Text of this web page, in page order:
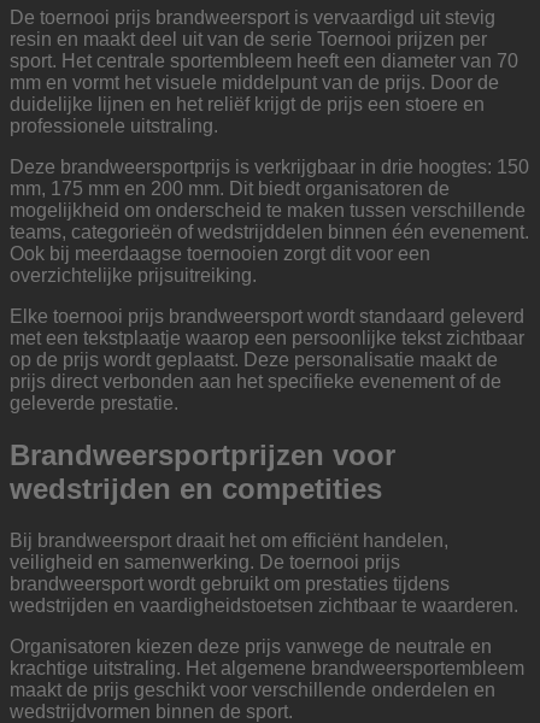
De toernooi prijs brandweersport is vervaardigd uit stevig
resin en maakt deel uit van de serie Toernooi prijzen per
sport. Het centrale sportembleem heeft een diameter van 70
mm en vormt het visuele middelpunt van de prijs. Door de
duidelijke lijnen en het reliëf krijgt de prijs een stoere en
professionele uitstraling.
Deze brandweersportprijs is verkrijgbaar in drie hoogtes: 150
mm, 175 mm en 200 mm. Dit biedt organisatoren de
mogelijkheid om onderscheid te maken tussen verschillende
teams, categorieën of wedstrijddelen binnen één evenement.
Ook bij meerdaagse toernooien zorgt dit voor een
overzichtelijke prijsuitreiking.
Elke toernooi prijs brandweersport wordt standaard geleverd
met een tekstplaatje waarop een persoonlijke tekst zichtbaar
op de prijs wordt geplaatst. Deze personalisatie maakt de
prijs direct verbonden aan het specifieke evenement of de
geleverde prestatie.
Brandweersportprijzen voor
wedstrijden en competities
Bij brandweersport draait het om efficiënt handelen,
veiligheid en samenwerking. De toernooi prijs
brandweersport wordt gebruikt om prestaties tijdens
wedstrijden en vaardigheidstoetsen zichtbaar te waarderen.
Organisatoren kiezen deze prijs vanwege de neutrale en
krachtige uitstraling. Het algemene brandweersportembleem
maakt de prijs geschikt voor verschillende onderdelen en
wedstrijdvormen binnen de sport.